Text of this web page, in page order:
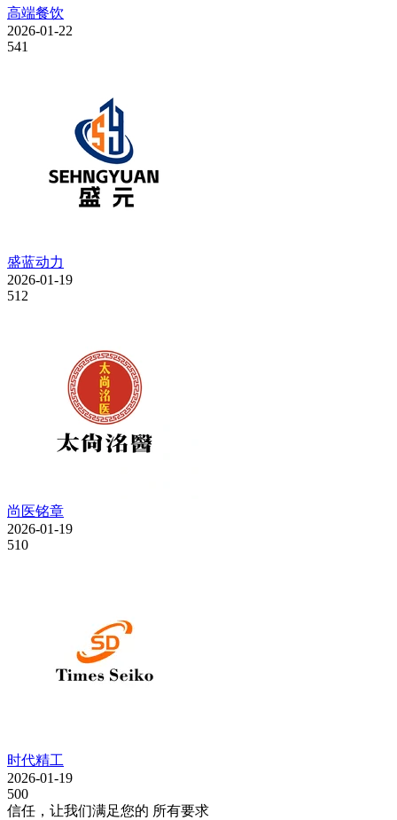
高端餐饮
2026-01-22
541
盛蓝动力
2026-01-19
512
尚医铭章
2026-01-19
510
时代精工
2026-01-19
500
信任，让我们满足您的 所有要求